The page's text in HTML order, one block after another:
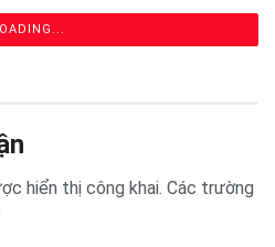
hiển thị công khai. Các trường